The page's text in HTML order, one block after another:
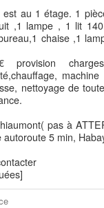
au 1 étage. 1
,1 lampe , 1 lit
chaise ,1
provision
nettoyage de
pas à
5 min,